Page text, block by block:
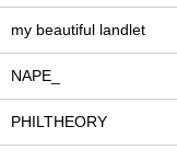
my beautiful landlet
NAPE_
PHILTHEORY